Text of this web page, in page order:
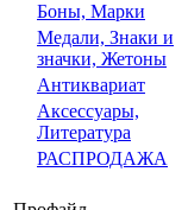
Боны, Марки
Медали, Знаки и
значки, Жетоны
Антиквариат
Аксессуары,
Литература
РАСПРОДАЖА